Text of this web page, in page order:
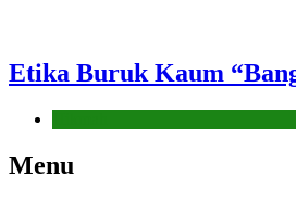
Etika Buruk Kaum
Menu